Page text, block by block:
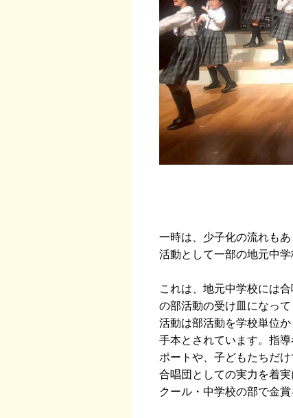
一時は、少子化の流れも
活動として一部の地元中
これは、地元中学校には
の部活動の受け皿になっ
活動は部活動を学校単位
手本とされています。指
ポートや、子どもたちだ
合唱団としての実力を着
クール・中学校の部で金賞